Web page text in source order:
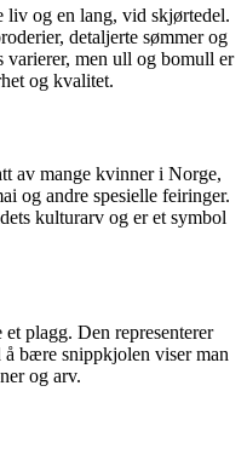
liv og en lang, vid skjørtedel.
detaljerte sømmer og
varierer, men ull og bomull er
og kvalitet.
av mange kvinner i Norge,
og andre spesielle feiringer.
kulturarv og er et symbol
plagg. Den representerer
bære snippkjolen viser man
og arv.